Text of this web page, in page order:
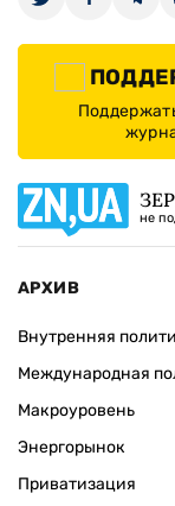
не
АРХИВ
Внутренняя
Международная
Макроуровень
Энергорынок
Приватизация